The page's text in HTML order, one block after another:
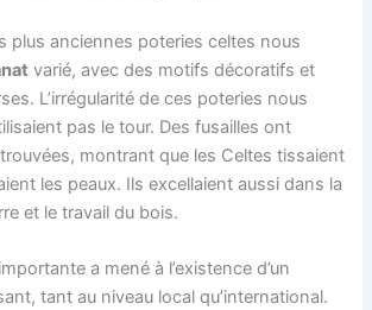
plus anciennes poteries celtes nous
varié, avec des motifs décoratifs et
L’irrégularité de ces poteries nous
pas le tour. Des fusailles ont
montrant que les Celtes tissaient
les peaux. Ils excellaient aussi dans la
et le travail du bois.
a mené à l’existence d’un
tant au niveau local qu’international.